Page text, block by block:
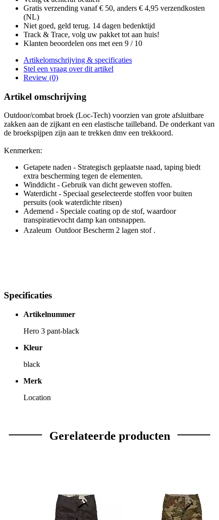
Gratis verzending vanaf € 50, anders € 4,95 verzendkosten
(NL)
Niet goed, geld terug. 14 dagen bedenktijd
Track & Trace, volg uw pakket tot aan huis!
Klanten beoordelen ons met een 9 / 10
Artikelomschrijving & specificaties
Stel een vraag over dit artikel
Review (0)
Artikel omschrijving
Outdoor/combat broek (Loc-Tech) voorzien van grote afsluitbare
zakken aan de zijkant en een elastische tailleband. De onderkant van
de broekspijpen zijn aan te trekken dmv een trekkoord.
Kenmerken:
Getapete naden - Strategisch geplaatste naad, taping biedt
extra bescherming tegen de elementen.
Winddicht - Gebruik van dicht geweven stoffen.
Waterdicht - Speciaal geselecteerde stoffen voor buiten
persuits (ook waterdichte ritsen)
Ademend - Speciale coating op de stof, waardoor
transpiratievocht damp kan ontsnappen.
Azaleum  Outdoor Bescherm 2 lagen stof .
Specificaties
Artikelnummer
Hero 3 pant-black
Kleur
black
Merk
Location
Gerelateerde producten